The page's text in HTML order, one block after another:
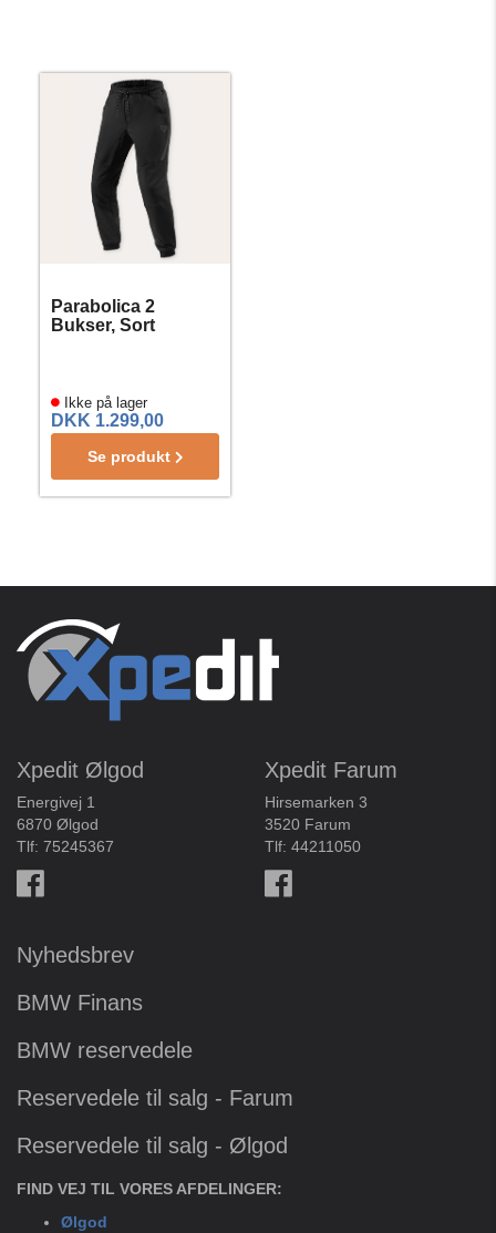
Parabolica 2
Bukser, Sort
Ikke på lager
DKK 1.299,00
Se produkt
Xpedit Ølgod
Energivej 1
6870 Ølgod
Tlf: 75245367
Xpedit Farum
Hirsemarken 3
3520 Farum
Tlf: 44211050
Nyhedsbrev
BMW Finans
BMW reservedele
Reservedele til salg - Farum
Reservedele til salg - Ølgod
FIND VEJ TIL VORES AFDELINGER:
Ølgod